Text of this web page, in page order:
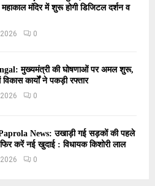
मंदिर में शुरू होगी डिजिटल दर्शन व
0
मुख्यमंत्री की घोषणाओं पर अमल शुरू,
कार्यों ने पकड़ी रफ्तार
0
News: उखाड़ी गई सड़कों की पहले
करें नई खुदाई : विधायक किशोरी लाल
0